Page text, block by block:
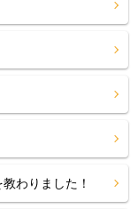
わりました！